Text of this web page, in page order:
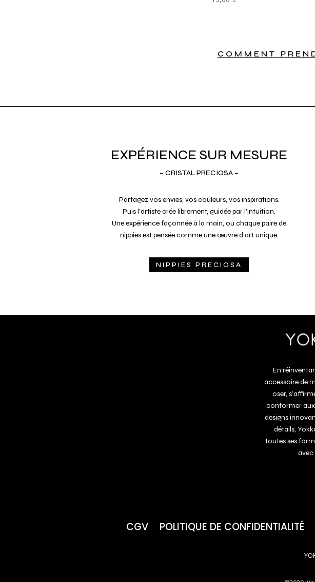
COMMENT
EXPÉRIENCE SUR MESURE
– CRISTAL PRECIOSA –
Partagez vos envies, vos couleurs, vos inspirations.
Puis l’artiste crée librement, guidée par l’intuition.
Une expérience façonnée à la main, ou chaque paire de
nippies est pensée comme une œuvre d’art unique.
NIPPIES PRECIOSA
En
accessoire de
oser,
conformer aux
designs
détails,
toutes ses
avec
CGV POLITIQUE DE CONFIDENTIALITÉ